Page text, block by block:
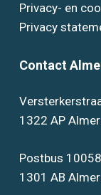
Privacy- en
Privacy
Contact
1322 AP
Postbus 10058
1301 AB